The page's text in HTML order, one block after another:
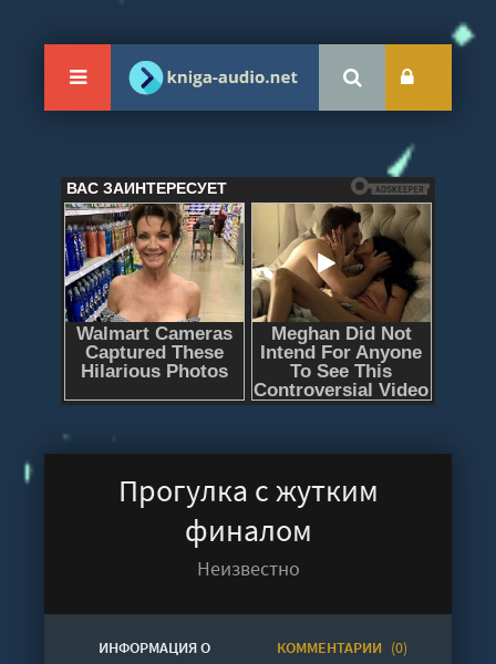
Прогулка с жутким
финалом
Неизвестно
ИНФОРМАЦИЯ О КОММЕНТАРИИ (0)